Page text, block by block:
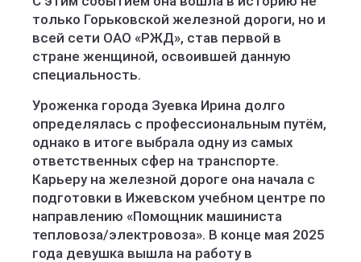
только Горьковской железной дороги, но и
всей сети ОАО «РЖД», став первой в
стране женщиной, освоившей данную
специальность.
Уроженка города Зуевка Ирина долго
определялась с профессиональным путём,
однако в итоге выбрала одну из самых
ответственных сфер на транспорте.
Карьеру на железной дороге она начала с
подготовки в Ижевском учебном центре по
направлению «Помощник машиниста
тепловоза/электровоза». В конце мая 2025
года девушка вышла на работу в